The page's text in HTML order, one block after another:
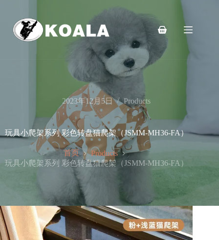
购
车
2023年12月5日 Products
玩具小爬架系列 彩色转盘猫爬架（JSMM-MH36-FA）
首页
Products
玩具小爬架系列 彩色转盘猫爬架（JSMM-MH36-FA）